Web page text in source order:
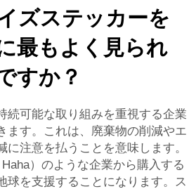
ズステッカーを
最もよく見られ
すか？
続可能な取り組みを重視する企業
ます。これは、廃棄物の削減やエ
に注意を払うことを意味します。
）のような企業から購入する
球を支援することになります。ス